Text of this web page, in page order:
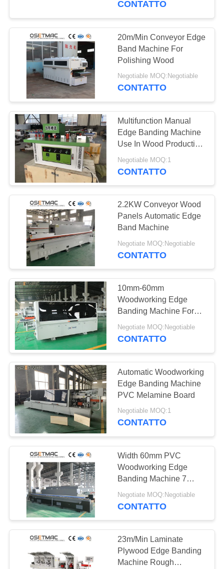
CONTATTO
20m/Min Conveyor Edge
Band Machine For
Polishing Wood
Negotiable MOQ:Negotiable
CONTATTO
Multifunction Manual
Edge Banding Machine
Use In Wood Production
Line
Negotiable MOQ:1
CONTATTO
2.2KW Conveyor Wood
Panels Automatic Edge
Band Machine
Negotiate MOQ:Negotiable
CONTATTO
10mm-60mm
Woodworking Edge
Banding Machine For
PVC Edge Sealing
Negotiate MOQ:Negotiable
CONTATTO
Automatic Woodworking
Edge Banding Machine
PVC Melamine Board
Negotiable MOQ:1
CONTATTO
Width 60mm PVC
Woodworking Edge
Banding Machine 7
Functions
Negotiate MOQ:Negotiable
CONTATTO
23m/Min Laminate
Plywood Edge Banding
Machine Rough